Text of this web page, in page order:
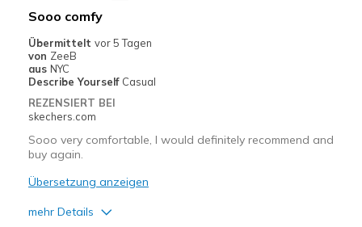
Geeignete Verwendung
Width
Sizing
Feels true to size
View On Shoes
Sooo comfy
Übermittelt vor 5 Tagen
von ZeeB
aus NYC
Describe Yourself Casual
REZENSIERT BEI
skechers.com
Sooo very comfortable, I would definitely recommend and
buy again.
Übersetzung anzeigen
mehr Details